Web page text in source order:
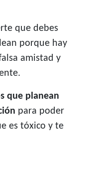
que debes
porque hay
amistad y
que planean
para poder
es tóxico y te